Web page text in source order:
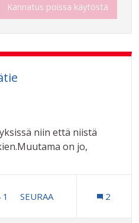
Kannatus poissa käytöstä
niin että niistä
on jo,
1 1 SEURAAJA
SEURAA 2